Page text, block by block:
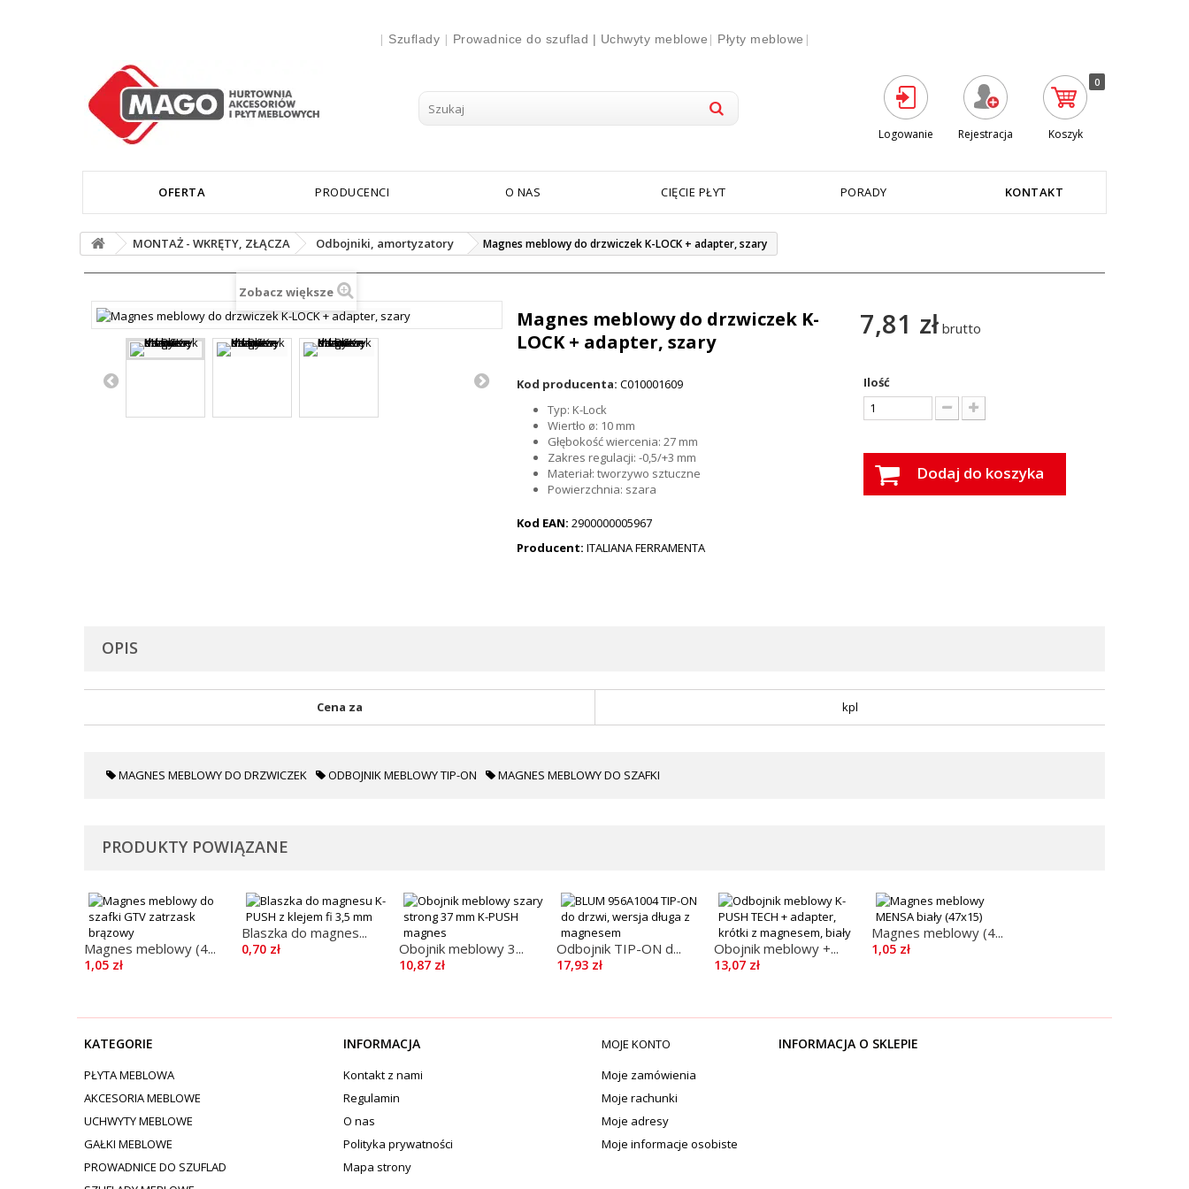
| Szuflady | Prowadnice do szuflad | Uchwyty meblowe | Płyty meblowe |
Logowanie Rejestracja Koszyk
0
OFERTA PRODUCENCI O NAS CIĘCIE PŁYT PORADY KONTAKT
MONTAŻ - WKRĘTY, ZŁĄCZA Odbojniki, amortyzatory Magnes meblowy do drzwiczek K-LOCK + adapter, szary
Zobacz większe
Magnes meblowy do drzwiczek K-
LOCK + adapter, szary
Kod producenta: C010001609
Typ: K-Lock
Wiertło ø: 10 mm
Głębokość wiercenia: 27 mm
Zakres regulacji: -0,5/+3 mm
Materiał: tworzywo sztuczne
Powierzchnia: szara
Kod EAN: 2900000005967
Producent: ITALIANA FERRAMENTA
7,81 złbrutto
Ilość
Dodaj do koszyka
OPIS
Cena za kpl
MAGNES MEBLOWY DO DRZWICZEK ODBOJNIK MEBLOWY TIP-ON MAGNES MEBLOWY DO SZAFKI
PRODUKTY POWIĄZANE
Magnes meblowy (4...
1,05 zł
Blaszka do magnes...
0,70 zł Obojnik meblowy 3...
10,87 zł
Odbojnik TIP-ON d...
17,93 zł
Obojnik meblowy +...
13,07 zł
Magnes meblowy (4...
1,05 zł
KATEGORIE
PŁYTA MEBLOWA
AKCESORIA MEBLOWE
UCHWYTY MEBLOWE
GAŁKI MEBLOWE
PROWADNICE DO SZUFLAD
INFORMACJA
Kontakt z nami
Regulamin
O nas
Polityka prywatności
Mapa strony
MOJE KONTO
Moje zamówienia
Moje rachunki
Moje adresy
Moje informacje osobiste
INFORMACJA O SKLEPIE